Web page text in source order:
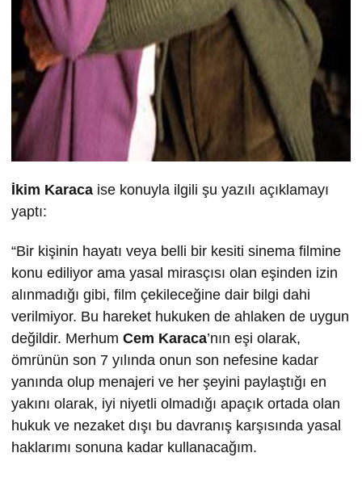
İkim Karaca ise konuyla ilgili şu yazılı açıklamayı
yaptı:
“Bir kişinin hayatı veya belli bir kesiti sinema filmine
konu ediliyor ama yasal mirasçısı olan eşinden izin
alınmadığı gibi, film çekileceğine dair bilgi dahi
verilmiyor. Bu hareket hukuken de ahlaken de uygun
değildir. Merhum Cem Karaca’nın eşi olarak,
ömrünün son 7 yılında onun son nefesine kadar
yanında olup menajeri ve her şeyini paylaştığı en
yakını olarak, iyi niyetli olmadığı apaçık ortada olan
hukuk ve nezaket dışı bu davranış karşısında yasal
haklarımı sonuna kadar kullanacağım.